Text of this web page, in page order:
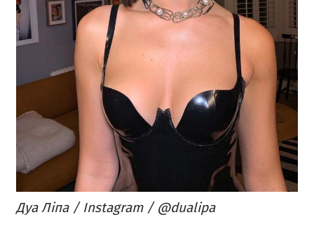
Дуа Ліпа / Instagram / @dualipa